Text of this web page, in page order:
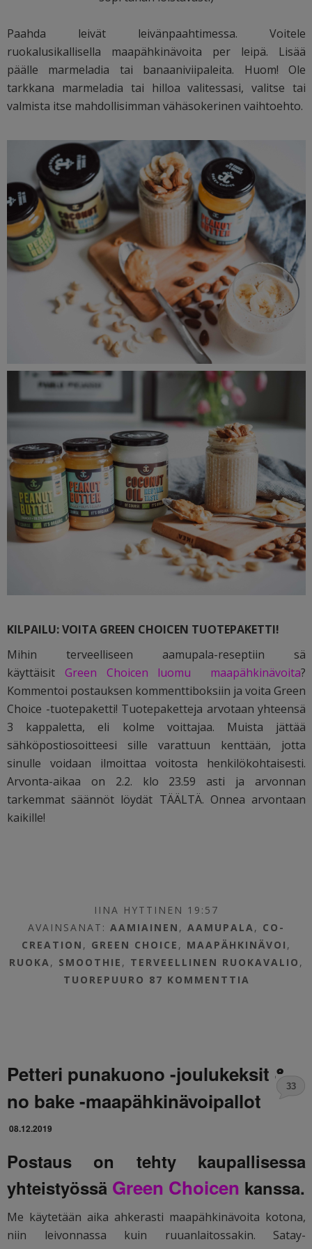
Paahda leivät leivänpaahtimessa. Voitele
ruokalusikallisella maapähkinävoita per leipä. Lisää
päälle marmeladia tai banaaniviipaleita. Huom! Ole
tarkkana marmeladia tai hilloa valitessasi, valitse tai
valmista itse mahdollisimman vähäsokerinen vaihtoehto.
KILPAILU: VOITA GREEN CHOICEN TUOTEPAKETTI!
Mihin terveelliseen aamupala-reseptiin sä
käyttäisit
Green Choicen luomu maapähkinävoita?
Kommentoi postauksen kommenttiboksiin ja voita Green
Choice -tuotepaketti! Tuotepaketteja arvotaan yhteensä
3 kappaletta, eli kolme voittajaa. Muista jättää
sähköpostiosoitteesi sille varattuun kenttään, jotta
sinulle voidaan ilmoittaa voitosta henkilökohtaisesti.
Arvonta-aikaa on 2.2. klo 23.59 asti ja arvonnan
tarkemmat säännöt löydät TÄÄLTÄ. Onnea arvontaan
kaikille!
IINA HYTTINEN 19:57
AVAINSANAT:AAMIAINEN ,AAMUPALA, CO-
CREATION , GREEN CHOICE , MAAPÄHKINÄVOI ,
RUOKA, SMOOTHIE , TERVEELLINEN RUOKAVALIO ,
TUOREPUURO 87 KOMMENTTIA
Petteri punakuono -joulukeksit &
no bake -maapähkinävoipallot
08.12.2019
33
Postaus on tehty kaupallisessa
yhteistyössä Green Choicen kanssa.
Me käytetään aika ahkerasti maapähkinävoita kotona,
niin leivonnassa kuin ruuanlaitossakin. Satay-